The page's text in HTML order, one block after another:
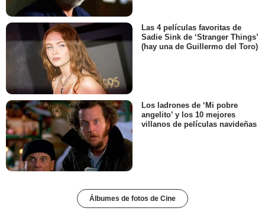
Las 4 películas favoritas de
Sadie Sink de ‘Stranger Things’
(hay una de Guillermo del Toro)
Los ladrones de ‘Mi pobre
angelito’ y los 10 mejores
villanos de películas navideñas
Álbumes de fotos de Cine